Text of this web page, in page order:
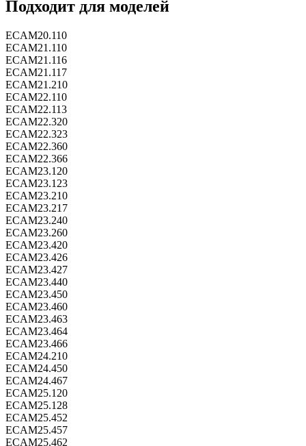
Подходит для моделей
ECAM20.110
ECAM21.110
ECAM21.116
ECAM21.117
ECAM21.210
ECAM22.110
ECAM22.113
ECAM22.320
ECAM22.323
ECAM22.360
ECAM22.366
ECAM23.120
ECAM23.123
ECAM23.210
ECAM23.217
ECAM23.240
ECAM23.260
ECAM23.420
ECAM23.426
ECAM23.427
ECAM23.440
ECAM23.450
ECAM23.460
ECAM23.463
ECAM23.464
ECAM23.466
ECAM24.210
ECAM24.450
ECAM24.467
ECAM25.120
ECAM25.128
ECAM25.452
ECAM25.457
ECAM25.462